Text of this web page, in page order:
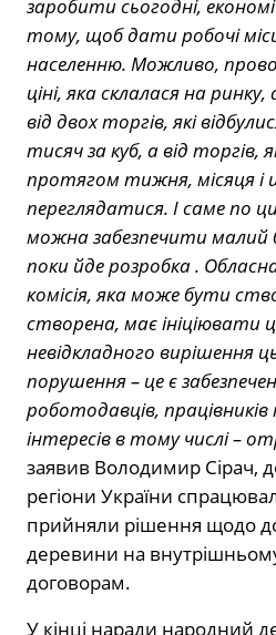
заробити сьогодні,
тому, щоб дати робочі
населенню. Можливо,
ціні, яка склалася на
від двох торгів, які
тисяч за куб, а від торгів,
протягом тижня, місяця і
переглядатися. І саме по
можна забезпечити малий
поки йде розробка .
комісія, яка може бути
створена, має ініціювати
невідкладного вирішення
порушення – це є
роботодавців,
інтересів в тому числі –
заявив Володимир Сірач,
регіони України
прийняли рішення щодо
деревини на
договорам.
У кінці наради народний